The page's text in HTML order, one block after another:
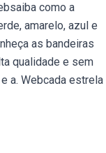
como a
amarelo, azul e
as bandeiras
qualidade e sem
a. Webcada estrela